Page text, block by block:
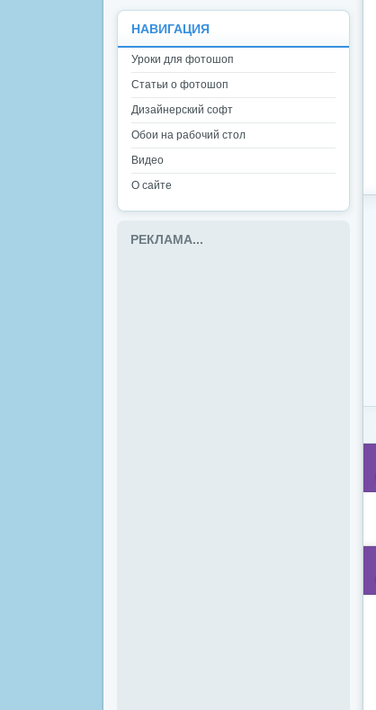
НАВИГАЦИЯ
Уроки для фотошоп
Статьи о фотошоп
Дизайнерский софт
Обои на рабочий стол
Видео
О сайте
РЕКЛАМА...